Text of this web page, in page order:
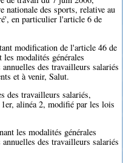
nationale des sports, relative au
en particulier l'article 6 de
modification de l'article 46 de
modalités générales
des travailleurs salariés
et à venir, Salut.
des travailleurs salariés,
alinéa 2, modifié par les lois
les modalités générales
des travailleurs salariés